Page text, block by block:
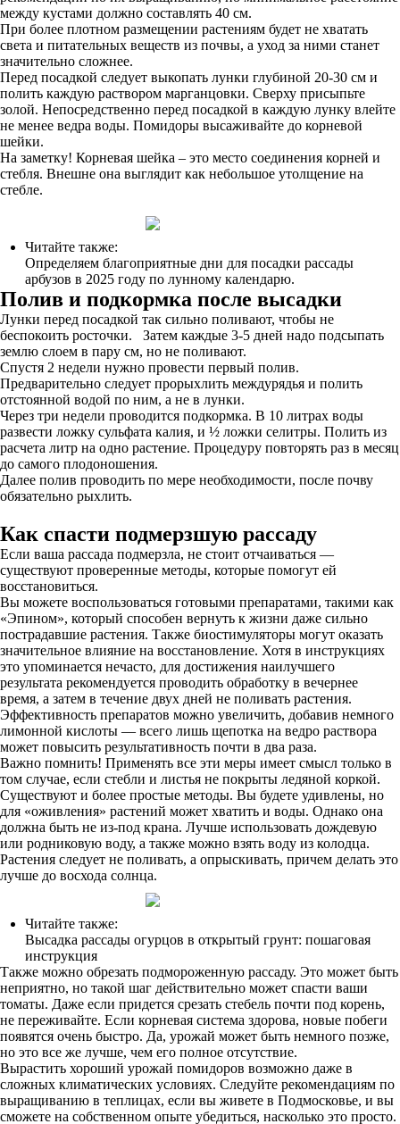
между кустами должно составлять 40 см.
При более плотном размещении растениям будет не хватать
света и питательных веществ из почвы, а уход за ними станет
значительно сложнее.
Перед посадкой следует выкопать лунки глубиной 20-30 см и
полить каждую раствором марганцовки. Сверху присыпьте
золой. Непосредственно перед посадкой в каждую лунку влейте
не менее ведра воды. Помидоры высаживайте до корневой
шейки.
На заметку! Корневая шейка – это место соединения корней и
стебля. Внешне она выглядит как небольшое утолщение на
стебле.
Читайте также:
Определяем благоприятные дни для посадки рассады
арбузов в 2025 году по лунному календарю.
Полив и подкормка после высадки
Лунки перед посадкой так сильно поливают, чтобы не
беспокоить росточки. Затем каждые 3-5 дней надо подсыпать
землю слоем в пару см, но не поливают.
Спустя 2 недели нужно провести первый полив.
Предварительно следует прорыхлить междурядья и полить
отстоянной водой по ним, а не в лунки.
Через три недели проводится подкормка. В 10 литрах воды
развести ложку сульфата калия, и ½ ложки селитры. Полить из
расчета литр на одно растение. Процедуру повторять раз в месяц
до самого плодоношения.
Далее полив проводить по мере необходимости, после почву
обязательно рыхлить.
Как спасти подмерзшую рассаду
Если ваша рассада подмерзла, не стоит отчаиваться —
существуют проверенные методы, которые помогут ей
восстановиться.
Вы можете воспользоваться готовыми препаратами, такими как
«Эпином», который способен вернуть к жизни даже сильно
пострадавшие растения. Также биостимуляторы могут оказать
значительное влияние на восстановление. Хотя в инструкциях
это упоминается нечасто, для достижения наилучшего
результата рекомендуется проводить обработку в вечернее
время, а затем в течение двух дней не поливать растения.
Эффективность препаратов можно увеличить, добавив немного
лимонной кислоты — всего лишь щепотка на ведро раствора
может повысить результативность почти в два раза.
Важно помнить! Применять все эти меры имеет смысл только в
том случае, если стебли и листья не покрыты ледяной коркой.
Существуют и более простые методы. Вы будете удивлены, но
для «оживления» растений может хватить и воды. Однако она
должна быть не из-под крана. Лучше использовать дождевую
или родниковую воду, а также можно взять воду из колодца.
Растения следует не поливать, а опрыскивать, причем делать это
лучше до восхода солнца.
Читайте также:
Высадка рассады огурцов в открытый грунт: пошаговая
инструкция
Также можно обрезать подмороженную рассаду. Это может быть
неприятно, но такой шаг действительно может спасти ваши
томаты. Даже если придется срезать стебель почти под корень,
не переживайте. Если корневая система здорова, новые побеги
появятся очень быстро. Да, урожай может быть немного позже,
но это все же лучше, чем его полное отсутствие.
Вырастить хороший урожай помидоров возможно даже в
сложных климатических условиях. Следуйте рекомендациям по
выращиванию в теплицах, если вы живете в Подмосковье, и вы
сможете на собственном опыте убедиться, насколько это просто.